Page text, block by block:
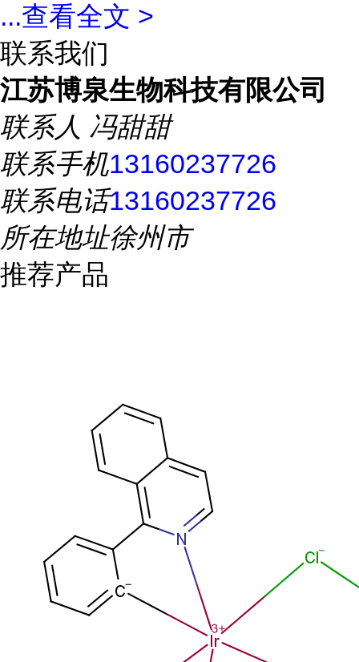
...查看全文 >
联系我们
江苏博泉生物科技有限公司
联系人 冯甜甜
联系手机13160237726
联系电话13160237726
所在地址徐州市
推荐产品